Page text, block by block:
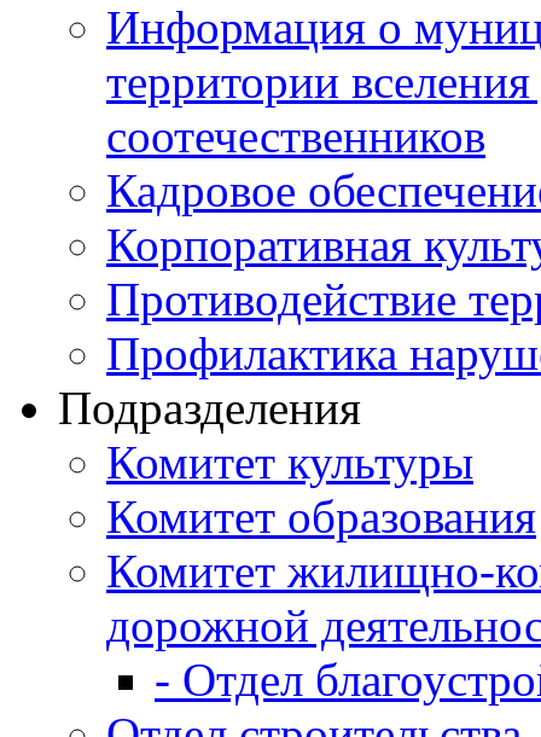
Информация о
территории
соотечественников
Кадровое
Корпоративная
Противодействие
Профилактика
Подразделения
Комитет культуры
Комитет образования
Комитет жилищно-
дорожной
- Отдел